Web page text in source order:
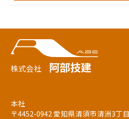
株式会社 阿部技建
本社
〒4452-0942 愛知県清須市清洲3丁